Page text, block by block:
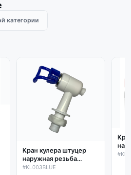
категории
Кран кулера штуцер
наружная резьба
(синий)
#KL003BLUE